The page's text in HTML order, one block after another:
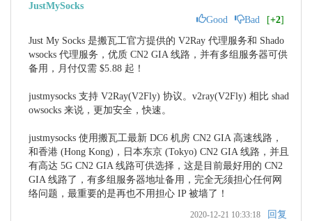
JustMySocks
Good
Bad [+2]
Just My Socks 是搬瓦工官方提供的 V2Ray 代理服务和 Shado
wsocks 代理服务，优质 CN2 GIA 线路，并有多组服务器可供
备用，月付仅需 $5.88 起！
justmysocks 支持 V2Ray(V2Fly) 协议。v2ray(V2Fly) 相比 shad
owsocks 来说，更加安全，快速。
justmysocks 使用搬瓦工最新 DC6 机房 CN2 GIA 高速线路，
和香港 (Hong Kong)，日本东京 (Tokyo) CN2 GIA 线路，并且
有高达 5G CN2 GIA 线路可供选择，这是目前最好用的 CN2
GIA 线路了，有多组服务器地址备用，完全无须担心任何网
络问题，最重要的是再也不用担心 IP 被墙了！
2020-12-21 10:33:18 回复